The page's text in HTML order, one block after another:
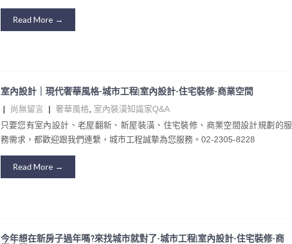
Read More →
室內設計｜現代奢華風格-城市工程|室內設計-住宅裝修-商業空間
| 尚無留言 | 奢華風格, 室內裝潢知識家Q&A
只要您有室內設計、老屋翻新、新屋裝潢、住宅裝修、商業空間設計規劃的服
務需求，都歡迎跟我們連繫，城市工程誠摯為您服務。02-2305-8228
Read More →
今年想在新房子過年嗎?來找城市就對了-城市工程|室內設計-住宅裝修-商